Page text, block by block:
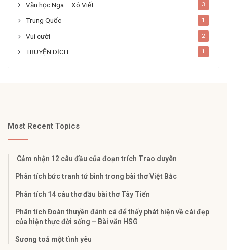
Văn học Nga – Xô Viết 3
Trung Quốc 1
Vui cười 2
TRUYỆN DỊCH 1
Most Recent Topics
Cảm nhận 12 câu đầu của đoạn trích Trao duyên
Phân tích bức tranh tứ bình trong bài thơ Việt Bắc
Phân tích 14 câu thơ đầu bài thơ Tây Tiến
Phân tích Đoàn thuyền đánh cá để thấy phát hiện về cái đẹp
của hiện thực đời sống – Bài văn HSG
Sương toả một tình yêu